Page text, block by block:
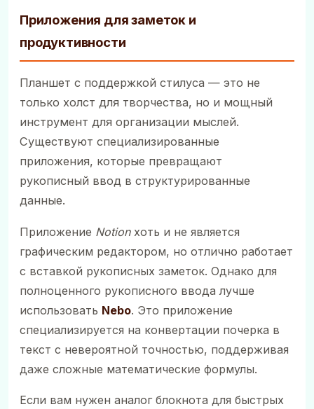
Приложения для заметок и
продуктивности
Планшет с поддержкой стилуса — это не
только холст для творчества, но и мощный
инструмент для организации мыслей.
Существуют специализированные
приложения, которые превращают
рукописный ввод в структурированные
данные.
Приложение Notionхоть и не является
графическим редактором, но отлично работает
с вставкой рукописных заметок. Однако для
полноценного рукописного ввода лучше
использовать Nebo. Это приложение
специализируется на конвертации почерка в
текст с невероятной точностью, поддерживая
даже сложные математические формулы.
Если вам нужен аналог блокнота для быстрых